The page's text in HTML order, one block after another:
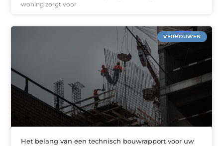
woning zorgt voor
VERBOUWEN
Het belang van een technisch bouwrapport voor uw